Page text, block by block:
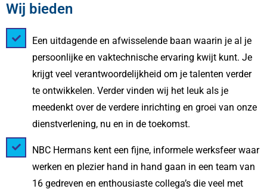
Wij bieden
Een uitdagende en afwisselende baan waarin je al je
persoonlijke en vaktechnische ervaring kwijt kunt. Je
krijgt veel verantwoordelijkheid om je talenten verder
te ontwikkelen. Verder vinden wij het leuk als je
meedenkt over de verdere inrichting en groei van onze
dienstverlening, nu en in de toekomst.
NBC Hermans kent een fijne, informele werksfeer waar
werken en plezier hand in hand gaan in een team van
16 gedreven en enthousiaste collega’s die veel met